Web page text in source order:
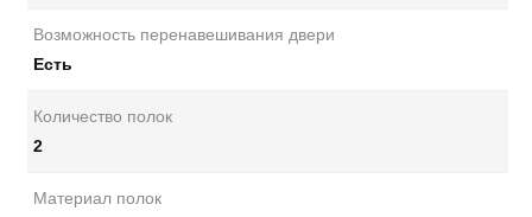
Возможность перенавешивания двери
Есть
Количество полок
2
Материал полок